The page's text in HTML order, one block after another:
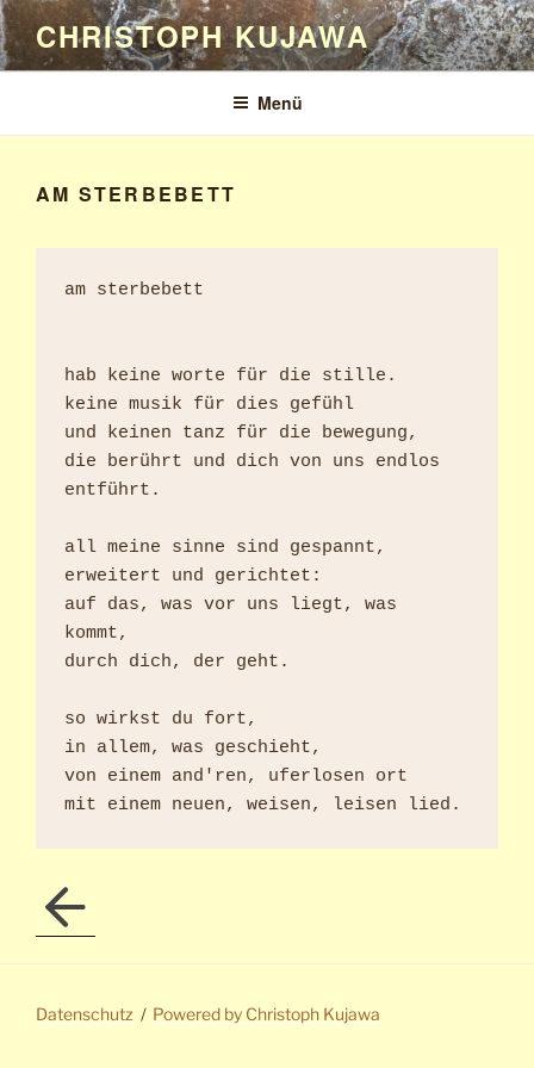
Zum
Inhalt
springen
CHRISTOPH KUJAWA
Menü
AM STERBEBETT
am sterbebett
hab keine worte für die stille.
keine musik für dies gefühl
und keinen tanz für die bewegung,
die berührt und dich von uns endlos
entführt.
all meine sinne sind gespannt,
erweitert und gerichtet:
auf das, was vor uns liegt, was
kommt,
durch dich, der geht.
so wirkst du fort,
in allem, was geschieht,
von einem and'ren, uferlosen ort
mit einem neuen, weisen, leisen lied.
Datenschutz Powered by Christoph Kujawa